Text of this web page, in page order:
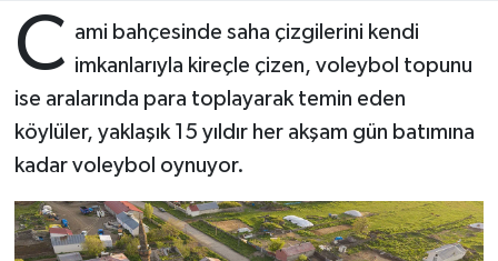
C ami bahçesinde saha çizgilerini kendi
imkanlarıyla kireçle çizen, voleybol topunu
ise aralarında para toplayarak temin eden
köylüler, yaklaşık 15 yıldır her akşam gün batımına
kadar voleybol oynuyor.
Bayburt Müftülüğü
Bilecik Müftülüğü
Bingöl Müftülüğü
Bolu Müftülüğü
Zekat
Eğitim
Kültür-Sanat
Aile
Makaleler